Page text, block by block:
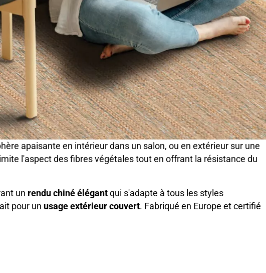
apaisante en intérieur dans un salon, ou en extérieur sur une
l'aspect des fibres végétales tout en offrant la résistance du
un rendu chiné élégantqui s'adapte à tous les styles
pour un usage extérieur couvert. Fabriqué en Europe et certifié